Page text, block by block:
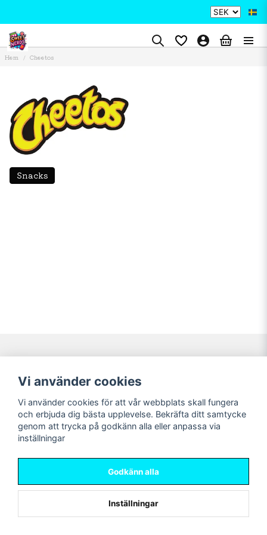
Hem Cheetos
Snacks
Navigering
Nyheter!
Förbeställning
Mitt konto
Logga in
Registrera dig
Glömt lösenord?
Sociala medier
Vi använder cookies
Vi använder cookies för att vår webbplats skall fungera
och erbjuda dig bästa upplevelse. Bekräfta ditt samtycke
genom att trycka på godkänn alla eller anpassa via
inställningar
Godkänn alla
Inställningar